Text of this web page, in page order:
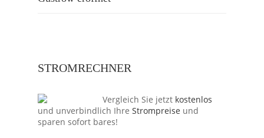
STROMRECHNER
Vergleich Sie jetzt kostenlos
und unverbindlich Ihre Strompreise und
sparen sofort bares!